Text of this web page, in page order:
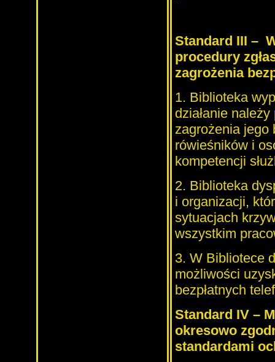
Standard III –
procedury
zagrożenia
1. Biblioteka
działanie
zagrożenia jego
rówieśników i
kompetencji
2. Biblioteka
i organizacji,
sytuacjach
wszystkim
3. W Bibliotece
możliwości
bezpłatnych
Standard IV –
okresowo
standardami